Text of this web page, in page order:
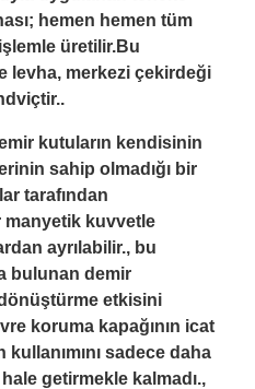
hemen hemen tüm
üretilir.Bu
levha, merkezi çekirdeği
kutuların kendisinin
sahip olmadığı bir
tarafından
manyetik kuvvetle
ayrılabilir., bu
bulunan demir
etkisini
koruma kapağının icat
sadece daha
getirmekle kalmadı.,